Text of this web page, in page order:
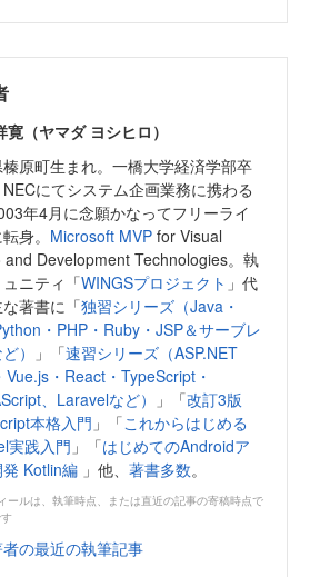
寛（ヤマダ ヨシヒロ）
原町生まれ。一橋大学経済学部卒
にてシステム企画業務に携わる
年4月に念願かなってフリーライ
身。 Microsoft MVP for Visual
and Development Technologies。執
ニティ「WINGSプロジェクト 」代
著書に「独習シリーズ（Java・
・PHP・Ruby・JSP＆サーブレ
）
」「速習シリーズ（ASP.NET
Vue.js・React・TypeScript・
、Laravelなど）
」「改訂3版
本格入門 」「これからはじめる
実践入門 」「はじめてのAndroidア
Kotlin編 」他、 著書多数。
ールは、執筆時点、または直近の記事の寄稿時点で
者の最近の執筆記事